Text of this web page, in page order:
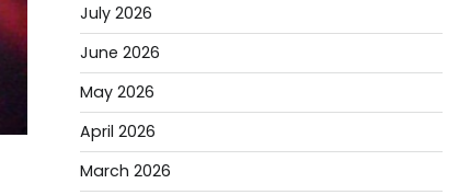
July 2026
June 2026
May 2026
April 2026
March 2026